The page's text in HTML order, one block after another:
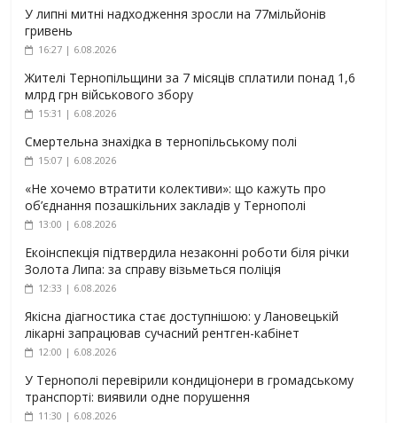
У липні митні надходження зросли на 77мільйонів
гривень
16:27 | 6.08.2026
Жителі Тернопільщини за 7 місяців сплатили понад 1,6
млрд грн військового збору
15:31 | 6.08.2026
Смертельна знахідка в тернопільському полі
15:07 | 6.08.2026
«Не хочемо втратити колективи»: що кажуть про
об’єднання позашкільних закладів у Тернополі
13:00 | 6.08.2026
Екоінспекція підтвердила незаконні роботи біля річки
Золота Липа: за справу візьметься поліція
12:33 | 6.08.2026
Якісна діагностика стає доступнішою: у Лановецькій
лікарні запрацював сучасний рентген-кабінет
12:00 | 6.08.2026
У Тернополі перевірили кондиціонери в громадському
транспорті: виявили одне порушення
11:30 | 6.08.2026